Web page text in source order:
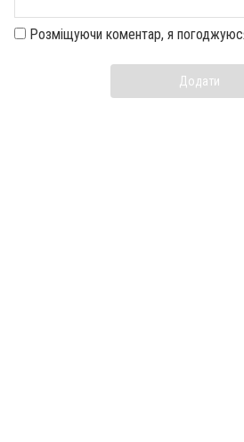
Розміщуючи коментар, я
Додати